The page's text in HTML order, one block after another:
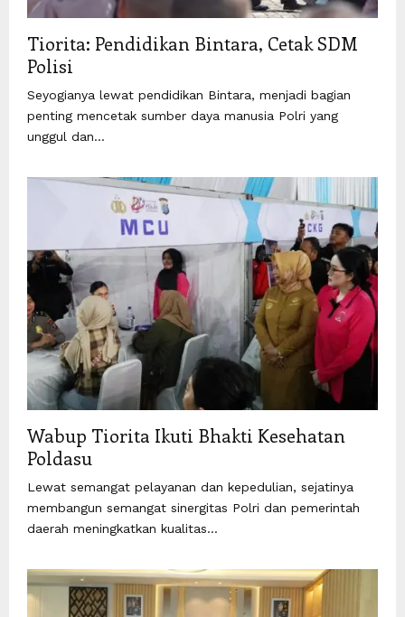
Tiorita: Pendidikan Bintara, Cetak SDM
Polisi
Seyogianya lewat pendidikan Bintara, menjadi bagian
penting mencetak sumber daya manusia Polri yang
unggul dan...
Wabup Tiorita Ikuti Bhakti Kesehatan
Poldasu
Lewat semangat pelayanan dan kepedulian, sejatinya
membangun semangat sinergitas Polri dan pemerintah
daerah meningkatkan kualitas...